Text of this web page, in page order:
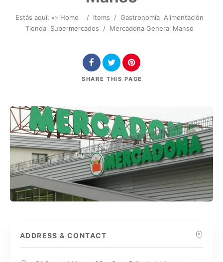
Estás aquí: »» Home / Items / Gastronomía Alimentación
Tienda Supermercados / Mercadona General Manso
SHARE THIS PAGE
ADDRESS & CONTACT